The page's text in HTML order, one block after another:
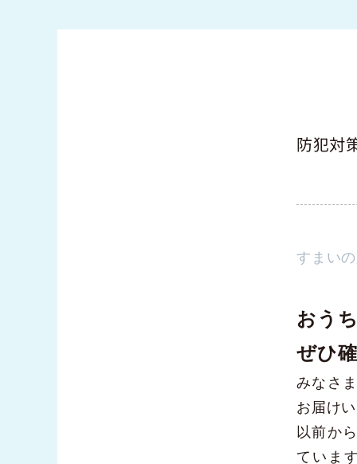
防犯対
すまい
おう
ぜひ
みなさ
お届け
以前か
ていま